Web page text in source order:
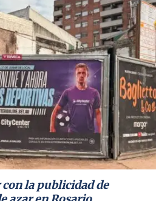
la publicidad de